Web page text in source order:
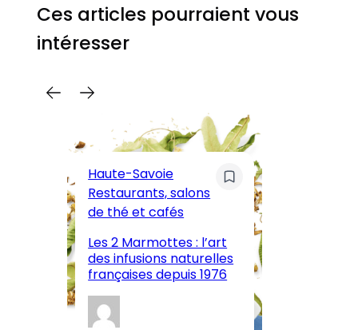
Ces articles pourraient vous
intéresser
Haute-Savoie
Restaurants, salons
de thé et cafés
Les 2 Marmottes : l’art
des infusions naturelles
françaises depuis 1976